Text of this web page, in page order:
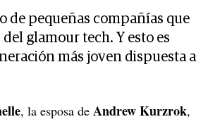
de pequeñas compañías que
glamour tech. Y esto es
más joven dispuesta a
, la esposa de Andrew Kurzrok,